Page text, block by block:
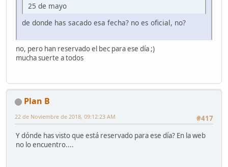
25 de mayo
de donde has sacado esa fecha? no es oficial, no?
no, pero han reservado el bec para ese día ;)
mucha suerte a todos
Plan B
#417
22 de Noviembre de 2018, 09:12:23 AM
Y dónde has visto que está reservado para ese día? En la web
no lo encuentro....